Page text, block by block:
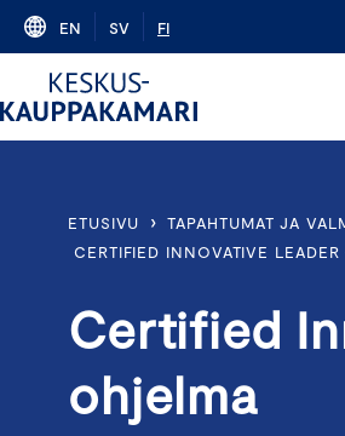
Skip
content
EN SV FI
ETUSIVU › TAPAHTUMAT JA
CERTIFIED INNOVATIVE
Certified
ohjelma